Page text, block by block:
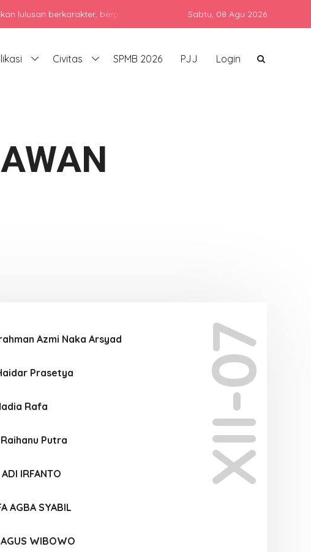
berkarakter, berprestasi, dan siap bersaing di era global dengan
Sabtu, 08 Agu 2026
Civitas SPMB 2026 PJJ Login
XII-07
Azmi Naka Arsyad
Prasetya
Rafa
Putra
IRFANTO
AGBA SYABIL
WIBOWO